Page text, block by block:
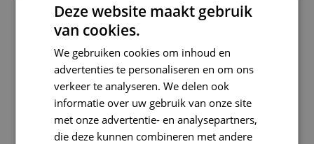
Deze website maakt gebruik
van cookies.
We gebruiken cookies om inhoud en
advertenties te personaliseren en om ons
verkeer te analyseren. We delen ook
informatie over uw gebruik van onze site
met onze advertentie- en analysepartners,
die deze kunnen combineren met andere